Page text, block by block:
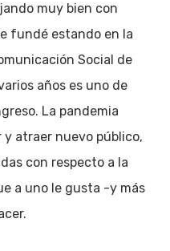
muy bien con
fundé estando en la
Social de
años es uno de
La pandemia
atraer nuevo público,
con respecto a la
a uno le gusta -y más